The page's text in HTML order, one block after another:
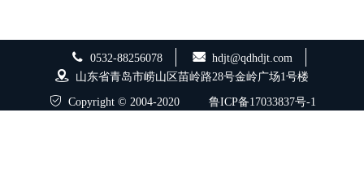
0532-88256078
hdjt@qdhdjt.com
山东省青岛市崂山区苗岭路28号金岭广场1号楼
Copyright © 2004-2020 鲁ICP备17033837号-1